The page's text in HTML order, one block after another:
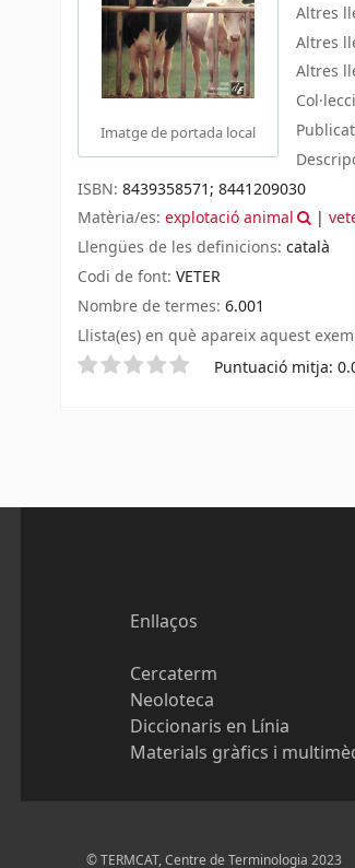
Imatge de portada local
Altres
Altres
Altres
ISBN: 8439358571; 8441209030
Matèria/es: explotació animal |
Llengües de les definicions: català
Codi de font: VETER
Nombre de termes: 6.001
Llista(es) en què apareix aquest
Valoració Puntuació mitja:
Enllaços
Cercaterm
Neoloteca
Diccionaris en Línia
Materials gràfics i
© TERMCAT, Centre de Terminologia 2023